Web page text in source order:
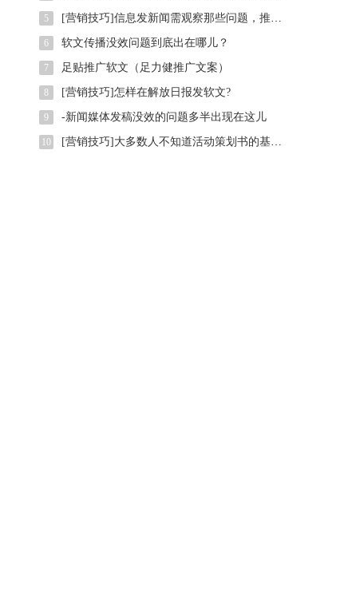
5 [营销技巧]信息发新闻需观察那些问题，推广方法有那些？
6 软文传播没效问题到底出在哪儿？
7 足贴推广软文（足力健推广文案）
8 [营销技巧]怎样在解放日报发软文?
9 -新闻媒体发稿没效的问题多半出现在这儿
10 [营销技巧]大多数人不知道活动策划书的基本样式是什么,我们一起了解下